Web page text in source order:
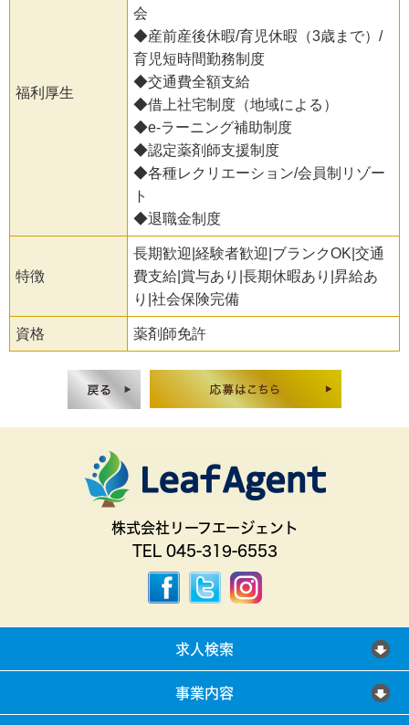
福利厚生
会
◆産前産後休暇/育児休暇（3歳まで）/
育児短時間勤務制度
◆交通費全額支給
◆借上社宅制度（地域による）
◆e-ラーニング補助制度
◆認定薬剤師支援制度
◆各種レクリエーション/会員制リゾー
ト
◆退職金制度
特徴
長期歓迎|経験者歓迎|ブランクOK|交通
費支給|賞与あり|長期休暇あり|昇給あ
り|社会保険完備
資格 薬剤師免許
株式会社リーフエージェント
TEL 045-319-6553
求人検索
事業内容